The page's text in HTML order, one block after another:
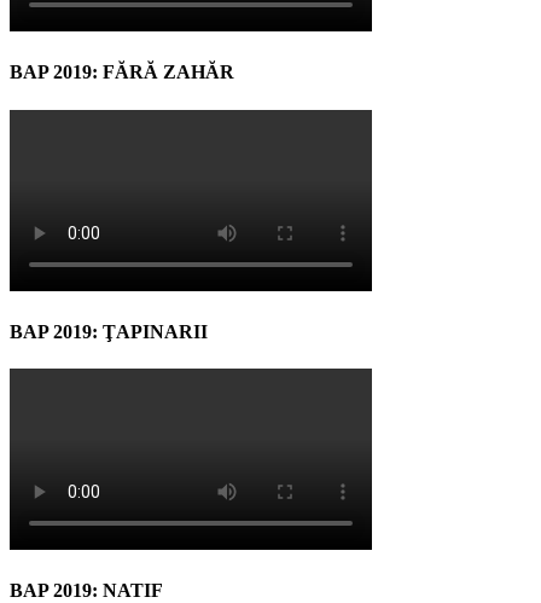
BAP 2019: FĂRĂ ZAHĂR
BAP 2019: ŢAPINARII
BAP 2019: NATIF